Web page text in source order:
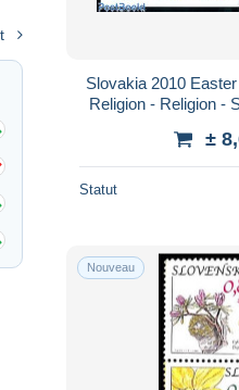
Slovakia 2010
Religion - Religion -
±
Statut
Nouveau